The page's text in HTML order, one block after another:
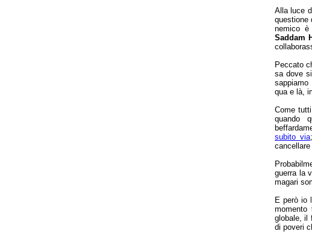
Alla luce
questione
nemico
Saddam
Peccato
sa dove
qua e là,
Come
quando
subito via
guerra la
magari
E però io
momento
globale, il
di poveri